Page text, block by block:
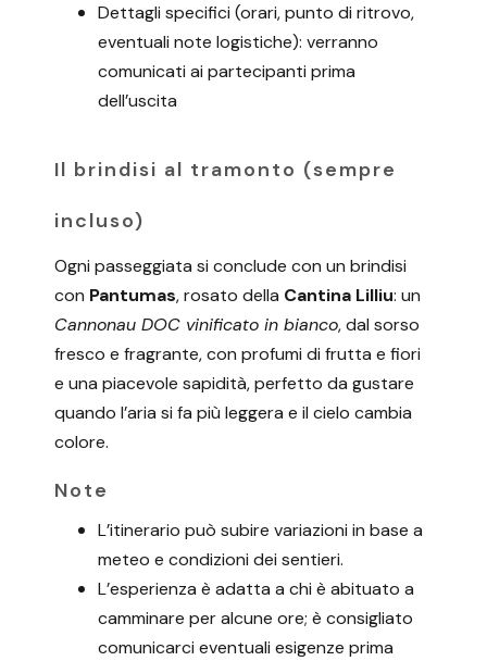
Dettagli specifici (orari, punto di ritrovo,
eventuali note logistiche): verranno
comunicati ai partecipanti prima
dell’uscita
Il brindisi al tramonto (sempre
incluso)
Ogni passeggiata si conclude con un brindisi
con Pantumas, rosato della Cantina Lilliu: un
Cannonau DOC vinificato in bianco, dal sorso
fresco e fragrante, con profumi di frutta e fiori
e una piacevole sapidità, perfetto da gustare
quando l’aria si fa più leggera e il cielo cambia
colore.
Note
L’itinerario può subire variazioni in base a
meteo e condizioni dei sentieri.
L’esperienza è adatta a chi è abituato a
camminare per alcune ore; è consigliato
comunicarci eventuali esigenze prima